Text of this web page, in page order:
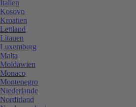
Italien
Kosovo
Kroatien
Lettland
Litauen
Luxemburg
Malta
Moldawien
Monaco
Montenegro
Niederlande
Nordirland